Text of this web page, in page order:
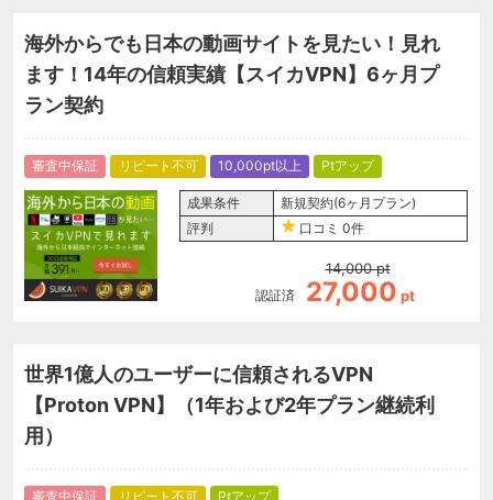
海外からでも日本の動画サイトを見たい！見れ
ます！14年の信頼実績【スイカVPN】6ヶ月プ
ラン契約
審査中保証 リピート不可 10,000pt以上 Ptアップ
成果条件
新規契約(6ヶ月プラン)
評判
口コミ 0件
認証済
14,000 pt
27,000 pt
世界1億人のユーザーに信頼されるVPN
【Proton VPN】（1年および2年プラン継続利
用）
審査中保証 リピート不可 Ptアップ